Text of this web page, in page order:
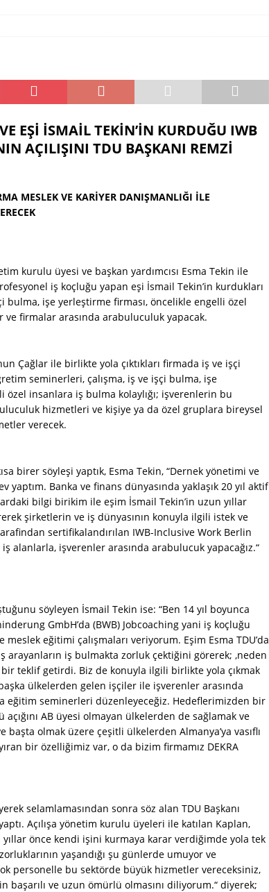
EŞİ İSMAİL TEKİN’İN KURDUĞU IWB
AÇILIŞINI TDU BAŞKANI REMZİ
MESLEK VE KARİYER DANIŞMANLIĞI İLE
kurulu üyesi ve başkan yardımcısı Esma Tekin ile
iş koçluğu yapan eşi İsmail Tekin’in kurdukları
bulma, işe yerleştirme firması, öncelikle engelli özel
firmalar arasında arabuluculuk yapacak.
Çağlar ile birlikte yola çıktıkları firmada iş ve işçi
seminerleri, çalışma, iş ve işçi bulma, işe
özel insanlara iş bulma kolaylığı; işverenlerin bu
hizmetleri ve kişiye ya da özel gruplara bireysel
verecek.
birer söyleşi yaptık, Esma Tekin, “Dernek yönetimi ve
yaptım. Banka ve finans dünyasında yaklaşık 20 yıl aktif
bilgi birikim ile eşim İsmail Tekin’in uzun yıllar
şirketlerin ve iş dünyasının konuyla ilgili istek ve
sertifikalandırılan IWB-Inclusive Work Berlin
alanlarla, işverenler arasında arabulucuk yapacağız.“
söyleyen İsmail Tekin ise: “Ben 14 yıl boyunca
GmbH’da (BWB) Jobcoaching yani iş koçluğu
eğitimi çalışmaları veriyorum. Eşim Esma TDU’da
iş bulmakta zorluk çektiğini görerek; ‚neden
bir teklif getirdi. Biz de konuyla ilgili birlikte yola çıkmak
ülkelerden gelen işçiler ile işverenler arasında
eğitim seminerleri düzenleyeceğiz. Hedeflerimizden bir
AB üyesi olmayan ülkelerden de sağlamak ve
başta olmak üzere çeşitli ülkelerden Almanya’ya vasıflı
bir özelliğimiz var, o da bizim firmamız DEKRA
selamlamasından sonra söz alan TDU Başkanı
Açılışa yönetim kurulu üyeleri ile katılan Kaplan,
yıllar önce kendi işini kurmaya karar verdiğimde yola tek
yaşandığı şu günlerde umuyor ve
personelle bu sektörde büyük hizmetler vereceksiniz,
başarılı ve uzun ömürlü olmasını diliyorum.“ diyerek;